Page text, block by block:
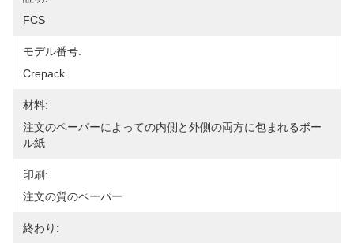
FCS
モデル番号:
Crepack
材料:
注文のペーパーによっての内側と外側の両方に包まれるボー
ル紙
印刷:
注文の質のペーパー
終わり: